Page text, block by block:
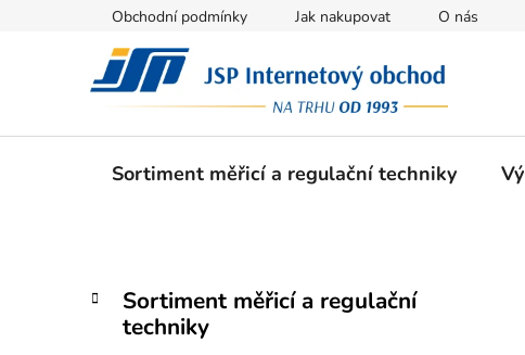
Obchodní podmínky Jak nakupovat O nás
Sortiment měřicí a regulační techniky
PPřeskočit
kategorie
K
a
Sortiment měřicí a regulační
techniky